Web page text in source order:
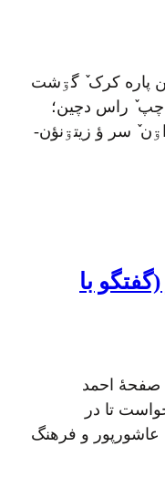
پاره کرک ٚ گۊشت
چپ ٚ راس دچين؛
اۊن ٚ سر ؤ زيتۊنؤن-
بأزۊن اؤکته
با
صفحهٔ احمد
تا در
و فرهنگ
این گفتگو به